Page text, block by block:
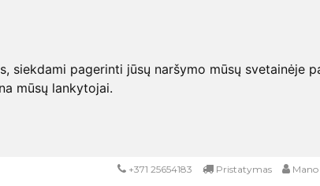
siekdami pagerinti jūsų naršymo mūsų
mūsų lankytojai.
+371 25654183 Pristatymas